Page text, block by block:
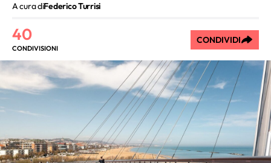
A cura diFederico Turrisi
40
CONDIVISIONI
CONDIVIDI